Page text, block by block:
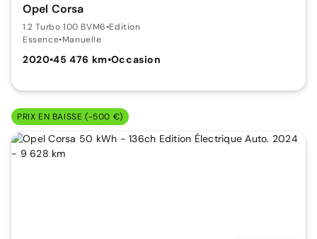
Opel Corsa
1.2 Turbo 100 BVM6•Edition
Essence•Manuelle
2020•45 476 km•Occasion
PRIX EN BAISSE (-500 €)